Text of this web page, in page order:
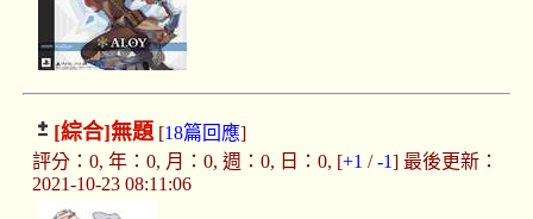
[綜合]無題[18篇回應]
評分：0, 年：0, 月：0, 週：0, 日：0, [+1 /-1] 最後更新：
2021-10-23 08:11:06